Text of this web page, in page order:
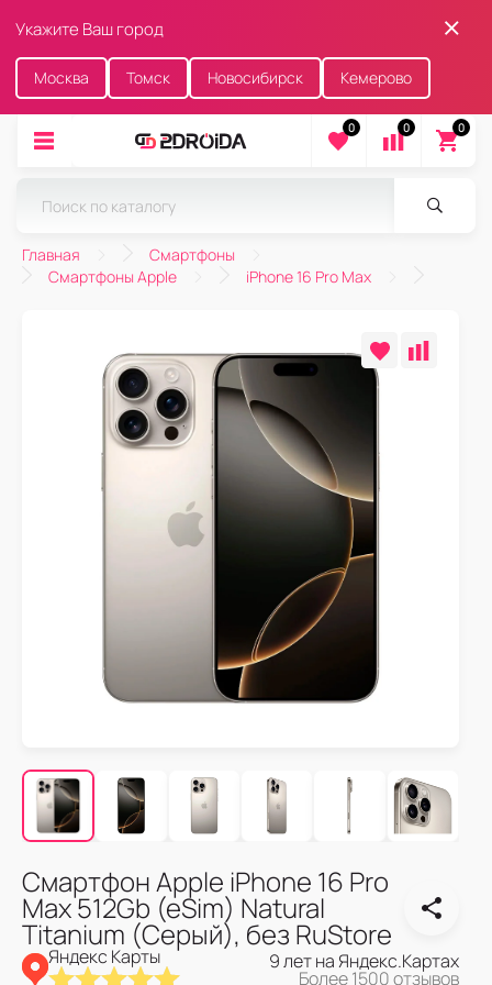
Укажите Ваш город
Москва Томск Новосибирск Кемерово
0 0 0
Главная
Смартфоны
Смартфоны Apple
iPhone 16 Pro Max
Смартфон Apple iPhone 16 Pro
Max 512Gb (eSim) Natural
Titanium (Серый), без RuStore
Яндекс Карты 9 лет на Яндекс.Картах
Более 1500 отзывов